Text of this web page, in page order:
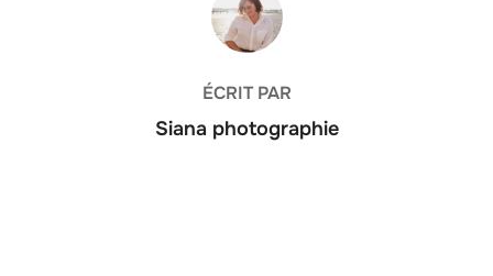
ÉCRIT PAR
Siana photographie